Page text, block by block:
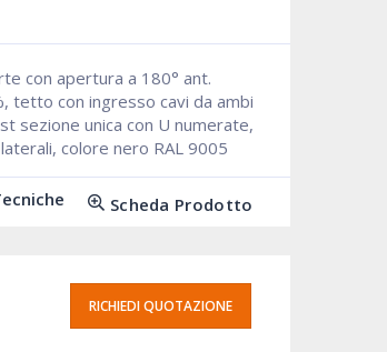
con apertura a 180° ant.
tetto con ingresso cavi da ambi
sezione unica con U numerate,
colore nero RAL 9005
Scheda Prodotto
RICHIEDI QUOTAZIONE